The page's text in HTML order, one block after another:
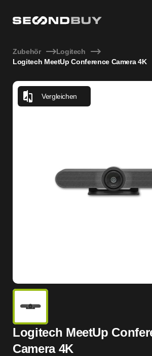
Zubehör
Logitech
Logitech MeetUp Conference Camera 4K
Vergleichen
Logitech MeetUp
Camera 4K